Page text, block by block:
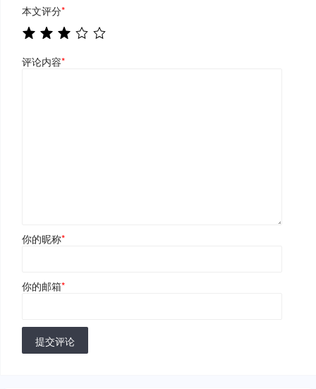
本文评分*
评论内容*
你的昵称*
你的邮箱*
提交评论